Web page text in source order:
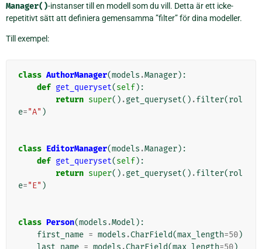
Manager()-instanser till en modell som du vill. Detta är ett icke-
repetitivt sätt att definiera gemensamma ”filter” för dina modeller.
Till exempel:
class AuthorManager(models .Manager):
def get_queryset(self):
return super() .get_queryset() .filter(rol
e="A" )
class EditorManager(models .Manager):
def get_queryset(self):
return super() .get_queryset() .filter(rol
e="E" )
class Person(models .Model ):
first_name = models .CharField(max_length=50)
last_name = models .CharField(max_length=50)